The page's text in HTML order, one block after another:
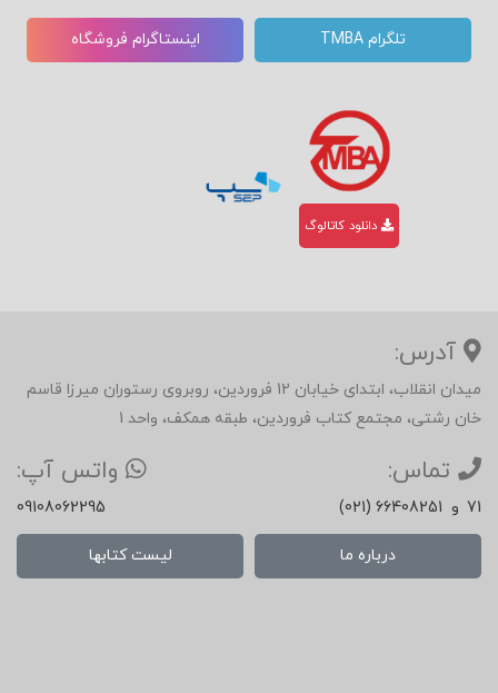
تلگرام TMBA اینستاگرام فروشگاه
دانلود کاتالوگ
آدرس:
میدان انقلاب، ابتدای خیابان 12 فروردین، روبروی رستوران میرزا قاسم
خان رشتی، مجتمع کتاب فروردین، طبقه همکف، واحد 1
تماس:
(021) 66408251 و 71
واتس آپ:
09108062295
درباره ما لیست کتابها